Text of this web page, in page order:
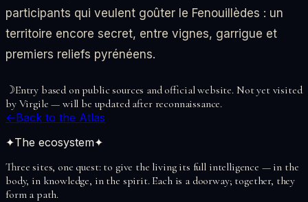
participants qui veulent goûter le Fenouillèdes : un
territoire encore secret, entre vignes, garrigue et
premiers reliefs pyrénéens.
☽Entry based on public sources and official website. Not yet visited
by Virgile — will be updated after reconnaissance.
←Back to the Atlas
✦The ecosystem✦
Three sites, one quest: to give the living its full intelligence — in the
body, in knowledge, in the spirit. Each is a doorway; together, they
form a path.